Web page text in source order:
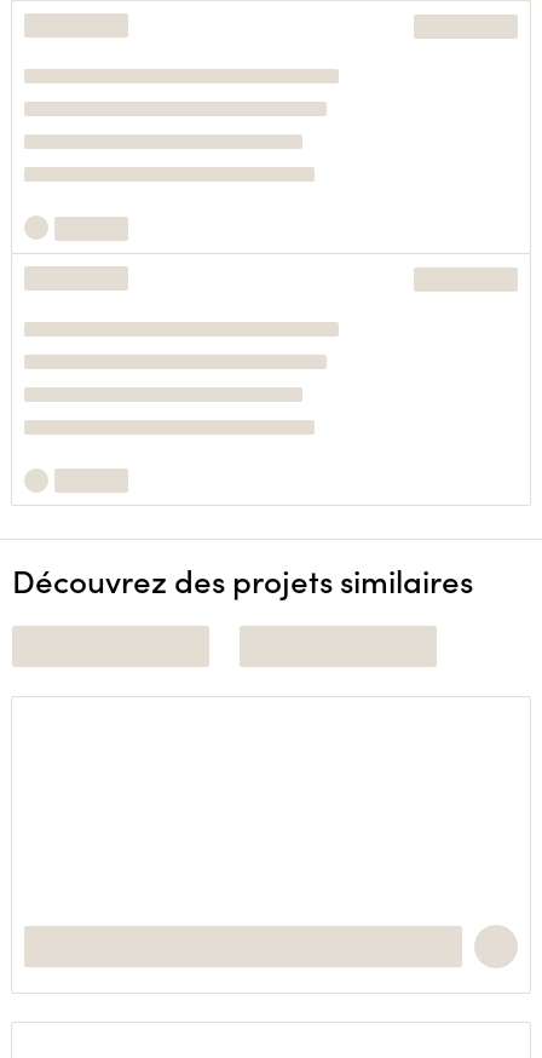
Découvrez des projets similaires